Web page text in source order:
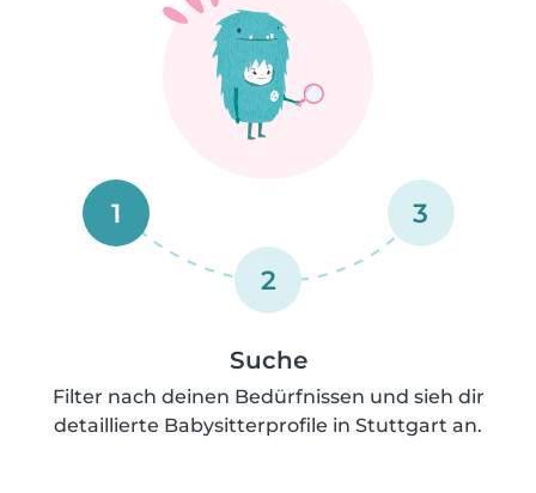
1
2
3
Suche
Filter nach deinen Bedürfnissen und sieh dir
detaillierte Babysitterprofile in Stuttgart an.